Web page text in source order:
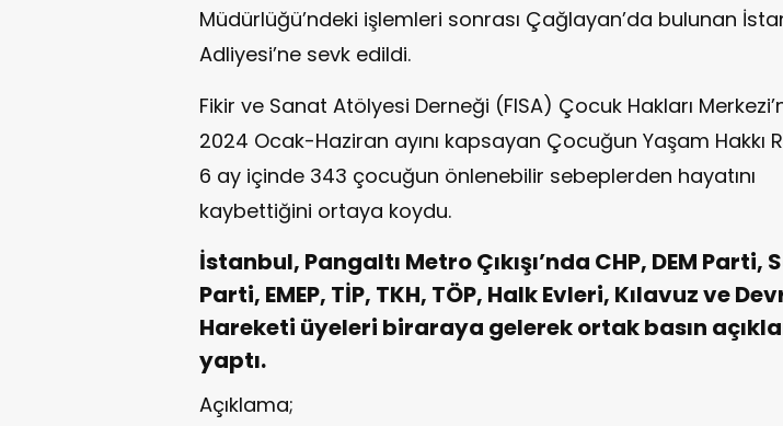
Müdürlüğü’ndeki işlemleri sonrası Çağlayan’da bulunan
Adliyesi’ne sevk edildi.
Fikir ve Sanat Atölyesi Derneği (FISA) Çocuk Hakları
2024 Ocak-Haziran ayını kapsayan Çocuğun Yaşam Hakkı
6 ay içinde 343 çocuğun önlenebilir sebeplerden hayatını
kaybettiğini ortaya koydu.
İstanbul, Pangaltı Metro Çıkışı’nda CHP, DEM Parti,
Parti, EMEP, TİP, TKH, TÖP, Halk Evleri, Kılavuz ve
Hareketi üyeleri biraraya gelerek ortak basın
yaptı.
Açıklama;